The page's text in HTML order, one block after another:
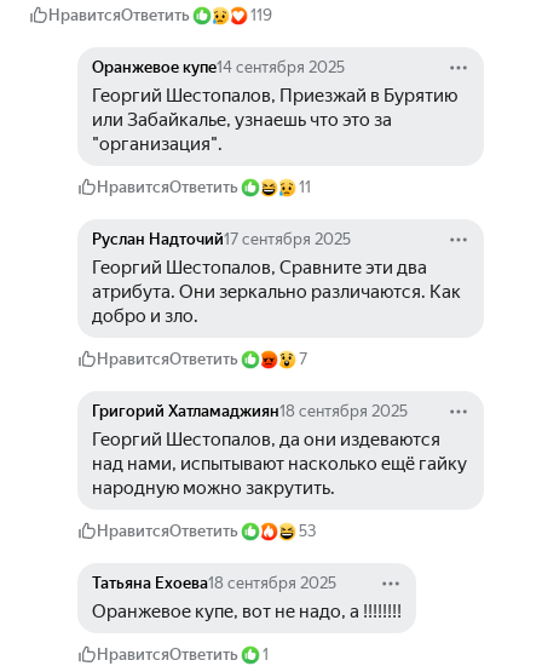
НравитсяОтветить 119
Оранжевое купе14 сентября 2025
Георгий Шестопалов, Приезжай в Бурятию
или Забайкалье, узнаешь что это за
"организация".
НравитсяОтветить 11
Руслан Надточий17 сентября 2025
Георгий Шестопалов, Сравните эти два
атрибута. Они зеркально различаются. Как
добро и зло.
НравитсяОтветить 7
Григорий Хатламаджиян18 сентября 2025
Георгий Шестопалов, да они издеваются
над нами, испытывают насколько ещё гайку
народную можно закрутить.
НравитсяОтветить 53
Татьяна Ехоева18 сентября 2025
Оранжевое купе, вот не надо, а !!!!!!!!
НравитсяОтветить 1